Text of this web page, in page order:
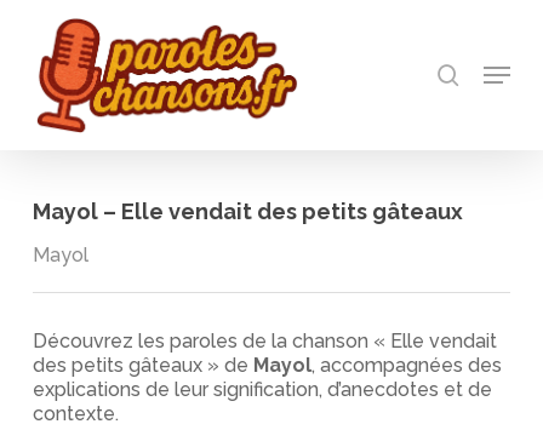
main
content
Menu
Mayol – Elle vendait des petits gâteaux
Mayol
Découvrez les paroles de la chanson « Elle vendait
des petits gâteaux » de Mayol, accompagnées des
explications de leur signification, d’anecdotes et de
contexte.
Close